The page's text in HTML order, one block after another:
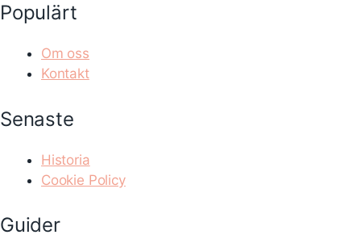
Populärt
Om oss
Kontakt
Senaste
Historia
Cookie Policy
Guider